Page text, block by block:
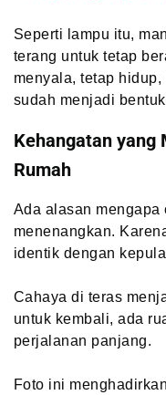
Seperti lampu itu,
terang untuk tetap
menyala, tetap
sudah menjadi
Kehangatan yang
Rumah
Ada alasan mengapa
menenangkan.
identik dengan
Cahaya di teras
untuk kembali, ada
perjalanan panjang.
Foto ini